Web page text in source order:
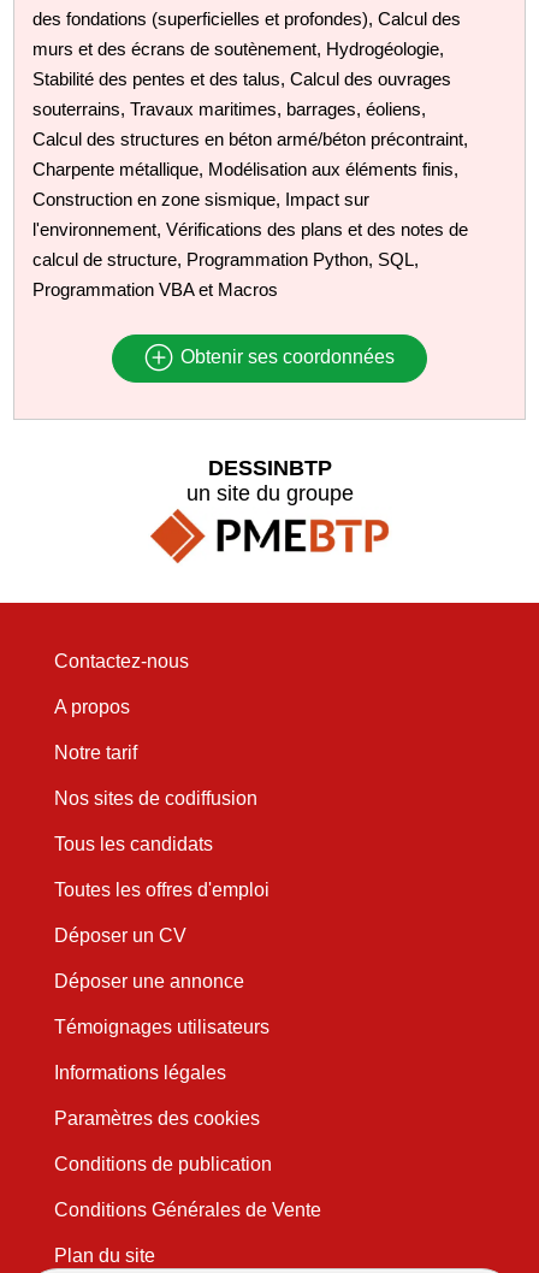
des fondations (superficielles et profondes), Calcul des
murs et des écrans de soutènement, Hydrogéologie,
Stabilité des pentes et des talus, Calcul des ouvrages
souterrains, Travaux maritimes, barrages, éoliens,
Calcul des structures en béton armé/béton précontraint,
Charpente métallique, Modélisation aux éléments finis,
Construction en zone sismique, Impact sur
l'environnement, Vérifications des plans et des notes de
calcul de structure, Programmation Python, SQL,
Programmation VBA et Macros
Obtenir ses coordonnées
DESSINBTP
un site du groupe
Contactez-nous
A propos
Notre tarif
Nos sites de codiffusion
Tous les candidats
Toutes les offres d'emploi
Déposer un CV
Déposer une annonce
Témoignages utilisateurs
Informations légales
Paramètres des cookies
Conditions de publication
Conditions Générales de Vente
Plan du site